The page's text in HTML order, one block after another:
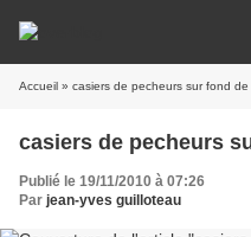
Accueil » casiers de pecheurs sur fond de
casiers de pecheurs
Publié le 19/11/2010 à 07:26
Par jean-yves guilloteau